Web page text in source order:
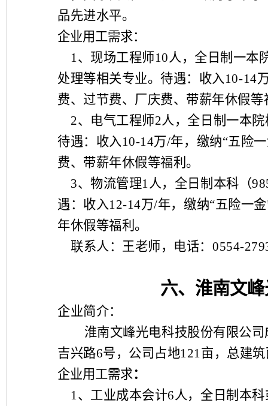
品先进水平。
企业用工需求：
1、现场工程师10人，全日制一本
处理等相关专业。待遇：收入10-14
费、过节费、厂庆费、带薪年休假等
2、电气工程师2人，全日制一本
待遇：收入10-14万/年，缴纳“五险
费、带薪年休假等福利。
3、物流管理1人，全日制本科（
遇：收入12-14万/年，缴纳“五险一金
年休假等福利。
联系人：王老师，电话：0554-
六、淮南文
企业简介：
淮南文峰光电科技股份有限公司
吉兴路6号，公司占地121亩，总建
企业用工需求：
1、工业成本会计6人，全日制本